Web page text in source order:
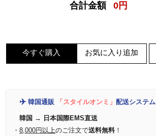
合計金額 0 円
今すぐ購入 お気に入り追加
✈️ 韓国通販 「スタイルオンミ」 配送システム
韓国 → 日本国際EMS直送
・ 8,000円以上のご注文で送料無料！